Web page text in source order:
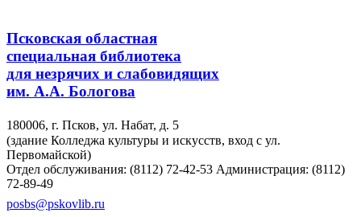
Псковская областная
специальная библиотека
для незрячих и слабовидящих
им. А.А. Бологова
180006, г. Псков, ул. Набат, д. 5
(здание Колледжа культуры и искусств, вход с ул.
Первомайской)
Отдел обслуживания: (8112) 72-42-53 Администрация: (8112)
72-89-49
posbs@pskovlib.ru